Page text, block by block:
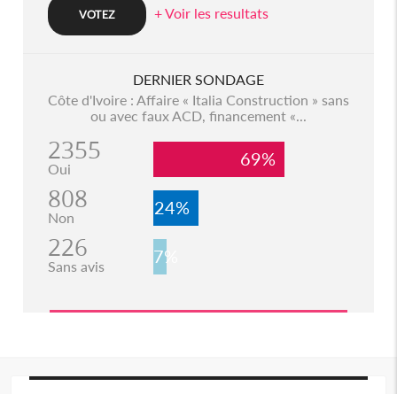
+ Voir les resultats
DERNIER SONDAGE
Côte d'Ivoire : Affaire « Italia Construction » sans
ou avec faux ACD, financement «...
2355
Oui 69%
808
Non 24%
226
Sans avis 7%